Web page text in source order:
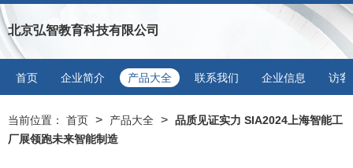
北京弘智教育科技有限公司
首页 企业简介 产品大全 联系我们 企业信息 访客
当前位置： 首页 > 产品大全 > 品质见证实力 SIA2024上海智能工
厂展领跑未来智能制造